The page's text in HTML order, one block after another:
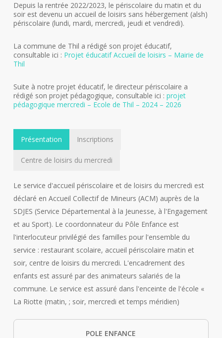
Depuis la rentrée 2022/2023, le périscolaire du matin et du
soir est devenu un accueil de loisirs sans hébergement (alsh)
périscolaire (lundi, mardi, mercredi, jeudi et vendredi).
La commune de Thil a rédigé son projet éducatif,
consultable ici : Projet éducatif Accueil de loisirs – Mairie de
Thil
Suite à notre projet éducatif, le directeur périscolaire a
rédigé son projet pédagogique, consultable ici : projet
pédagogique mercredi – Ecole de Thil – 2024 – 2026
Présentation Inscriptions
Centre de loisirs du mercredi
Le service d'accueil périscolaire et de loisirs du mercredi est
déclaré en Accueil Collectif de Mineurs (ACM) auprès de la
SDJES (Service Départemental à la Jeunesse, à l'Engagement
et au Sport). Le coordonnateur du Pôle Enfance est
l'interlocuteur privilégié des familles pour l'ensemble du
service : restaurant scolaire, accueil périscolaire matin et
soir, centre de loisirs du mercredi. L'encadrement des
enfants est assuré par des animateurs salariés de la
commune. Le service est assuré dans l'enceinte de l'école «
La Riotte (matin, ; soir, mercredi et temps méridien)
POLE ENFANCE